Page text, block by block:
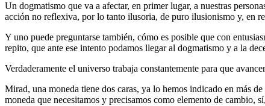
Un dogmatismo que va a afectar, en primer lugar, a nuestras
acción no reflexiva, por lo tanto ilusoria, de puro ilusionismo y, en
Y uno puede preguntarse también, cómo es posible que con
repito, que ante ese intento podamos llegar al dogmatismo y a la
Verdaderamente el universo trabaja constantemente para que
Mirad, una moneda tiene dos caras, ya lo hemos indicado en más
moneda que necesitamos y precisamos como elemento de cambio,